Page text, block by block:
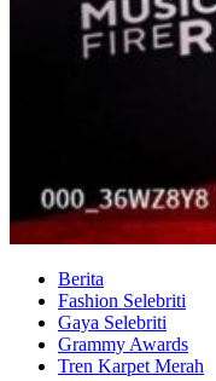
Berita
Fashion Selebriti
Gaya Selebriti
Grammy Awards
Tren Karpet Merah